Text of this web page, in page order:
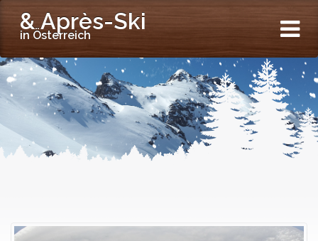
& Après-Ski
in Österreich